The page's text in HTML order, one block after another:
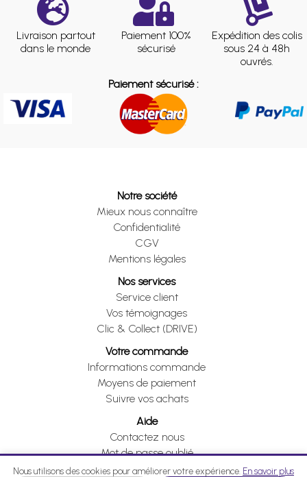
Livraison partout
dans le monde
Paiement 100%
sécurisé
Expédition des colis
sous 24 à 48h
ouvrés.
Paiement sécurisé :
Notre société
Mieux nous connaître
Confidentialité
CGV
Mentions légales
Nos services
Service client
Vos témoignages
Clic & Collect (DRIVE)
Votre commande
Informations commande
Moyens de paiement
Suivre vos achats
Aide
Contactez nous
Mot de passe oublié
Je me rétracte
Nous utilisons des cookies pour améliorer votre expérience. En savoir plus